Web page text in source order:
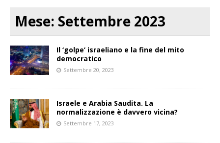
Mese: Settembre 2023
Il ‘golpe’ israeliano e la fine del mito
democratico
Settembre 20, 2023
Israele e Arabia Saudita. La
normalizzazione è davvero vicina?
Settembre 17, 2023